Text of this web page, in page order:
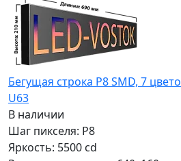
Бегущая строка Р8 SMD, 7
U63
В наличии
Шаг пикселя: P8
Яркость: 5500 cd